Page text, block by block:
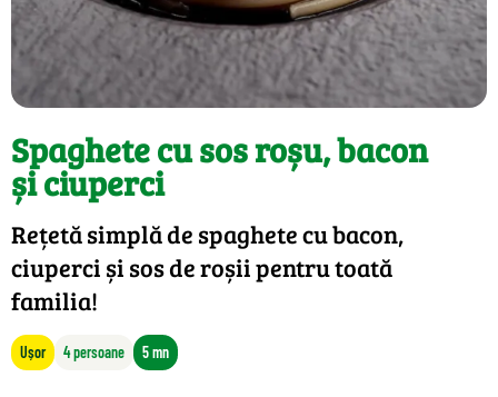
Spaghete cu sos roșu, bacon
și ciuperci
Rețetă simplă de spaghete cu bacon,
ciuperci și sos de roșii pentru toată
familia!
Ușor 4 persoane 5 mn